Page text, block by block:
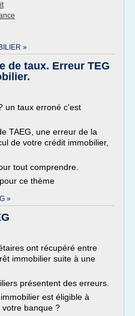
»
de taux. Erreur TEG
un taux erroné c'est
TAEG, une erreur de la
de votre crédit immobilier,
tout comprendre.
ce thème
»
ont récupéré entre
immobilier suite à une
présentent des erreurs.
est éligible à
banque ?